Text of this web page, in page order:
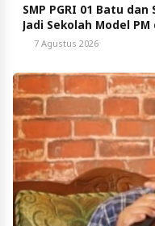
SMP PGRI 01 Batu dan
Jadi Sekolah Model
7 Agustus 2026